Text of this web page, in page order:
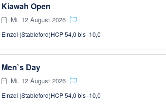
Kiawah Open
Mi. 12 August 2026
Einzel (Stableford)HCP 54,0 bis -10,0
Men`s Day
Mi. 12 August 2026
Einzel (Stableford)HCP 54,0 bis -10,0